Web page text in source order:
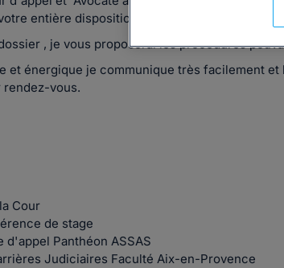
entière disposition pour assumer la
, je vous proposerai les procédures
et énergique je communique très facilement
rendez-vous.
Cour
de stage
d'appel Panthéon ASSAS
Judiciaires Faculté Aix-en-Provence